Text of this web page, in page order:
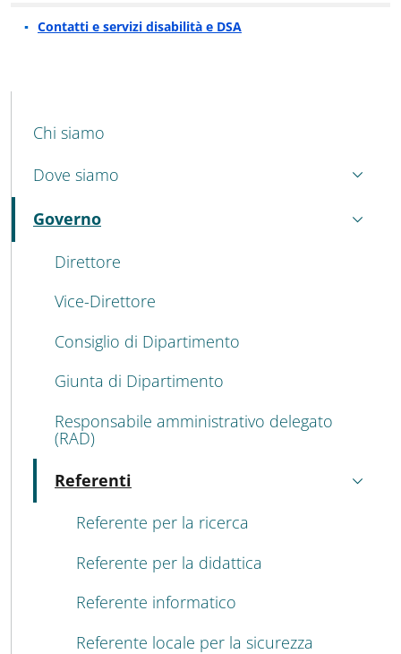
Contatti e servizi disabilità e DSA
MENU CEV SECOND NAVIGATION
Chi siamo
Dove siamo
Governo
Attivo
Direttore
Vice-Direttore
Consiglio di Dipartimento
Giunta di Dipartimento
Responsabile amministrativo delegato
(RAD)
Referenti
Attivo
Referente per la ricerca
Referente per la didattica
Referente informatico
Referente locale per la sicurezza